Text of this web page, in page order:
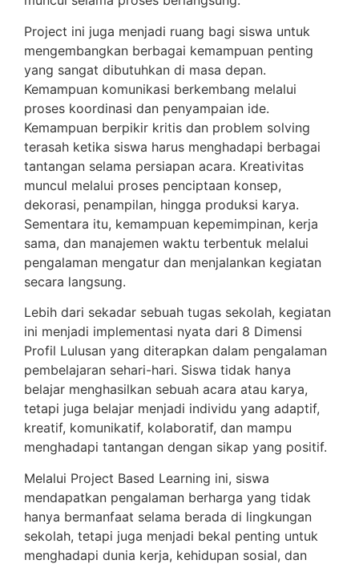
Project ini juga menjadi ruang bagi siswa untuk
mengembangkan berbagai kemampuan penting
yang sangat dibutuhkan di masa depan.
Kemampuan komunikasi berkembang melalui
proses koordinasi dan penyampaian ide.
Kemampuan berpikir kritis dan problem solving
terasah ketika siswa harus menghadapi berbagai
tantangan selama persiapan acara. Kreativitas
muncul melalui proses penciptaan konsep,
dekorasi, penampilan, hingga produksi karya.
Sementara itu, kemampuan kepemimpinan, kerja
sama, dan manajemen waktu terbentuk melalui
pengalaman mengatur dan menjalankan kegiatan
secara langsung.
Lebih dari sekadar sebuah tugas sekolah, kegiatan
ini menjadi implementasi nyata dari 8 Dimensi
Profil Lulusan yang diterapkan dalam pengalaman
pembelajaran sehari-hari. Siswa tidak hanya
belajar menghasilkan sebuah acara atau karya,
tetapi juga belajar menjadi individu yang adaptif,
kreatif, komunikatif, kolaboratif, dan mampu
menghadapi tantangan dengan sikap yang positif.
Melalui Project Based Learning ini, siswa
mendapatkan pengalaman berharga yang tidak
hanya bermanfaat selama berada di lingkungan
sekolah, tetapi juga menjadi bekal penting untuk
menghadapi dunia kerja, kehidupan sosial, dan